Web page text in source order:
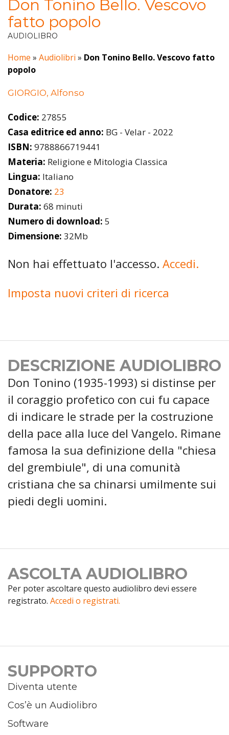
Don Tonino Bello. Vescovo
fatto popolo
AUDIOLIBRO
Home » Audiolibri » Don Tonino Bello. Vescovo fatto
popolo
GIORGIO, Alfonso
Codice: 27855
Casa editrice ed anno: BG - Velar - 2022
ISBN: 9788866719441
Materia: Religione e Mitologia Classica
Lingua: Italiano
Donatore: 23
Durata: 68 minuti
Numero di download: 5
Dimensione: 32Mb
Non hai effettuato l'accesso. Accedi.
Imposta nuovi criteri di ricerca
DESCRIZIONE AUDIOLIBRO
Don Tonino (1935-1993) si distinse per
il coraggio profetico con cui fu capace
di indicare le strade per la costruzione
della pace alla luce del Vangelo. Rimane
famosa la sua definizione della "chiesa
del grembiule", di una comunità
cristiana che sa chinarsi umilmente sui
piedi degli uomini.
ASCOLTA AUDIOLIBRO
Per poter ascoltare questo audiolibro devi essere
registrato. Accedi o registrati.
SUPPORTO
Diventa utente
Cos’è un Audiolibro
Software